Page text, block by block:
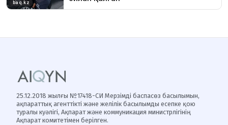
25.12.2018 жылғы №17418-СИ Мерзімді баспасөз басылымын,
ақпараттық агенттікті және желілік басылымды есепке қою
туралы куәлігі, Ақпарат және коммуникация министрлігінің
Ақпарат комитетімен берілген.